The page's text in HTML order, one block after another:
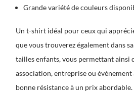
Grande variété de couleurs
Un t-shirt idéal pour ceux qui
que vous trouverez également dans
tailles enfants, vous permettant
association, entreprise ou événement
bonne résistance à un prix abordable.